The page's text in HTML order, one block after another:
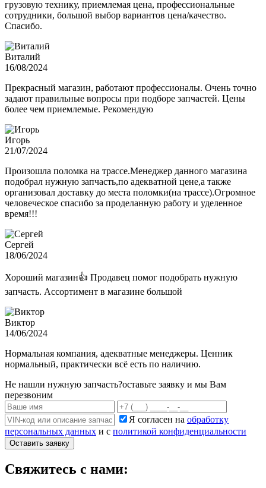
грузовую технику, приемлемая цена, профессиональные
сотрудники, большой выбор вариантов цена/качество.
Спасибо.
Виталий
16/08/2024
Прекрасный магазин, работают профессионалы. Очень точно
задают правильные вопросы при подборе запчастей. Цены
более чем приемлемые. Рекомендую
Игорь
21/07/2024
Произошла поломка на трассе.Менеджер данного магазина
подобрал нужную запчасть,по адекватной цене,а также
организовал доставку до места поломки(на трассе).Огромное
человеческое спасибо за проделанную работу и уделенное
время!!!
Сергей
18/06/2024
Хороший магазин👍 Продавец помог подобрать нужную
запчасть. Ассортимент в магазине большой
Виктор
14/06/2024
Нормальная компания, адекватные менеджеры. Ценник
нормальный, практически всё есть по наличию.
Не нашли нужную запчасть?оставьте заявку и мы Вам
перезвоним
Я согласен на обработку
персональных данных и с политикой конфиденциальности
Оставить заявку
Свяжитесь с нами: